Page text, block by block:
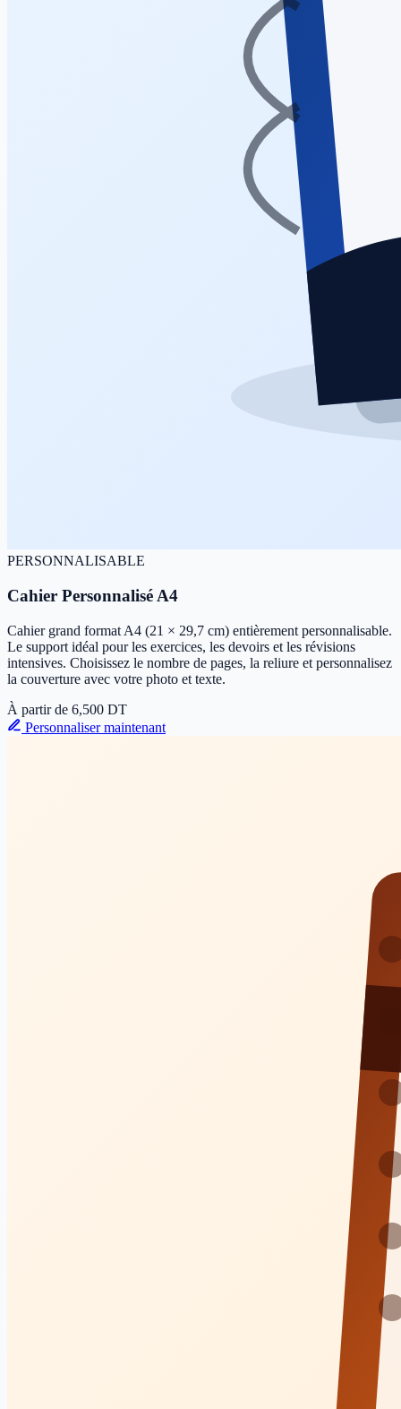
PERSONNALISABLE
Cahier Personnalisé A4
Cahier grand format A4 (21 × 29,7 cm) entièrement personnalisable.
Le support idéal pour les exercices, les devoirs et les révisions
intensives. Choisissez le nombre de pages, la reliure et personnalisez
la couverture avec votre photo et texte.
À partir de 6,500 DT
Personnaliser maintenant